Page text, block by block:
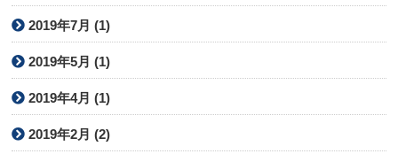
2019年7月 (1)
2019年5月 (1)
2019年4月 (1)
2019年2月 (2)